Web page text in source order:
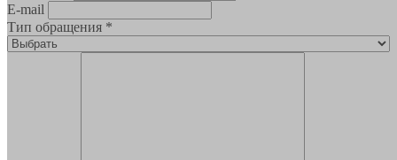
E-mail
Тип обращения *